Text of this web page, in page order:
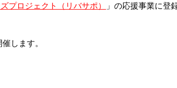
プロジェクト（リバサポ） 」の応援事業に登
します。